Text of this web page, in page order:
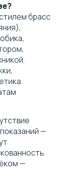
брасс
—
—